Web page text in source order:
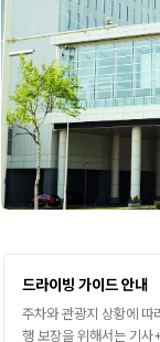
드라이빙 가이드 안내
주차와 관광지 상황에 따
행 보장을 위해서는 기